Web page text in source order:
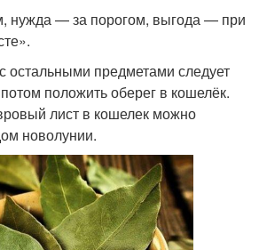
нужда — за порогом, выгода — при
остальными предметами следует
положить оберег в кошелёк.
лист в кошелек можно
новолунии.